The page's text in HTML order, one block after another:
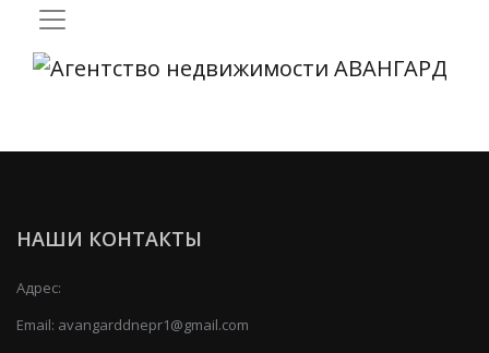
НАШИ КОНТАКТЫ
Адрес:
Email: avangarddnepr1@gmail.com